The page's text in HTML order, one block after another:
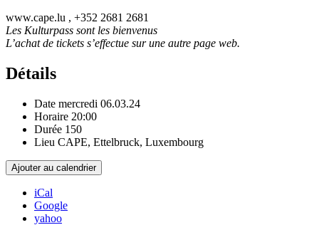
www.cape.lu , +352 2681 2681
Les Kulturpass sont les bienvenus
L’achat de tickets s’effectue sur une autre page web.
Détails
Date mercredi 06.03.24
Horaire 20:00
Durée 150
Lieu CAPE, Ettelbruck, Luxembourg
Ajouter au calendrier
iCal
Google
yahoo